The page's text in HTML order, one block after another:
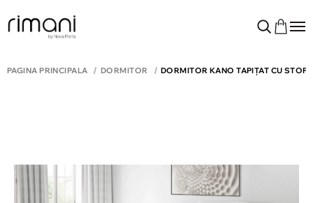
PAGINA PRINCIPALĂ DORMITOR DORMITOR KANO TAPIȚAT CU STOFĂ